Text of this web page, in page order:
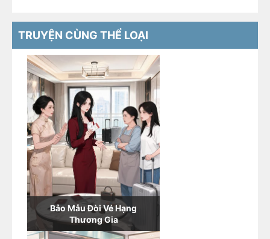
TRUYỆN CÙNG THỂ LOẠI
Bảo Mẫu Đòi Vé Hạng
Thương Gia